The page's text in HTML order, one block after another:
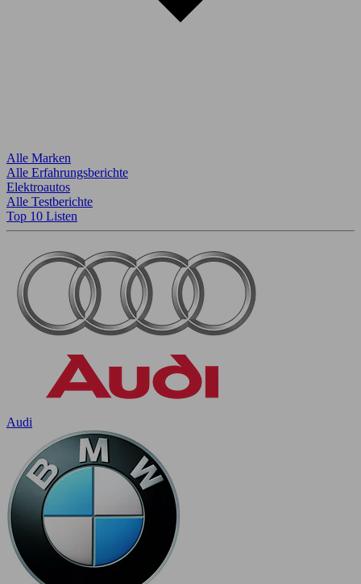
Alle Marken
Alle Erfahrungsberichte
Elektroautos
Alle Testberichte
Top 10 Listen
Audi